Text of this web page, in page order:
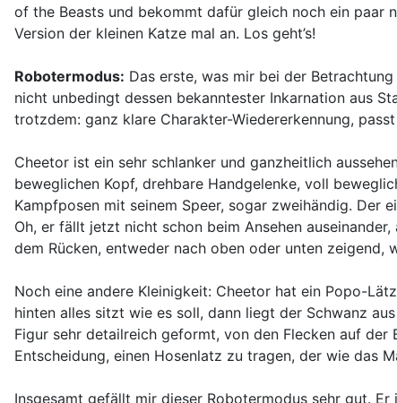
of the Beasts und bekommt dafür gleich noch ein paar
Version der kleinen Katze mal an. Los geht’s!
Robotermodus: Das erste, was mir bei der
nicht unbedingt dessen bekanntester Inkarnation aus
trotzdem: ganz klare Charakter-Wiedererkennung,
Cheetor ist ein sehr schlanker und ganzheitlich
beweglichen Kopf, drehbare Handgelenke, voll
Kampfposen mit seinem Speer, sogar zweihändig. Der
Oh, er fällt jetzt nicht schon beim Ansehen
dem Rücken, entweder nach oben oder unten zeigend,
Noch eine andere Kleinigkeit: Cheetor hat ein Popo-
hinten alles sitzt wie es soll, dann liegt der Schwanz
Figur sehr detailreich geformt, von den Flecken auf
Entscheidung, einen Hosenlatz zu tragen, der wie das
Insgesamt gefällt mir dieser Robotermodus sehr gut.